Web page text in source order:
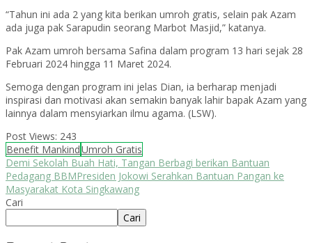
“Tahun ini ada 2 yang kita berikan umroh gratis, selain pak Azam
ada juga pak Sarapudin seorang Marbot Masjid,” katanya.
Pak Azam umroh bersama Safina dalam program 13 hari sejak 28
Februari 2024 hingga 11 Maret 2024.
Semoga dengan program ini jelas Dian, ia berharap menjadi
inspirasi dan motivasi akan semakin banyak lahir bapak Azam yang
lainnya dalam mensyiarkan ilmu agama. (LSW).
Post Views: 243
Benefit MankindUmroh Gratis
Demi Sekolah Buah Hati, Tangan Berbagi berikan Bantuan
Pedagang BBMPresiden Jokowi Serahkan Bantuan Pangan ke
Masyarakat Kota Singkawang
Cari
Cari